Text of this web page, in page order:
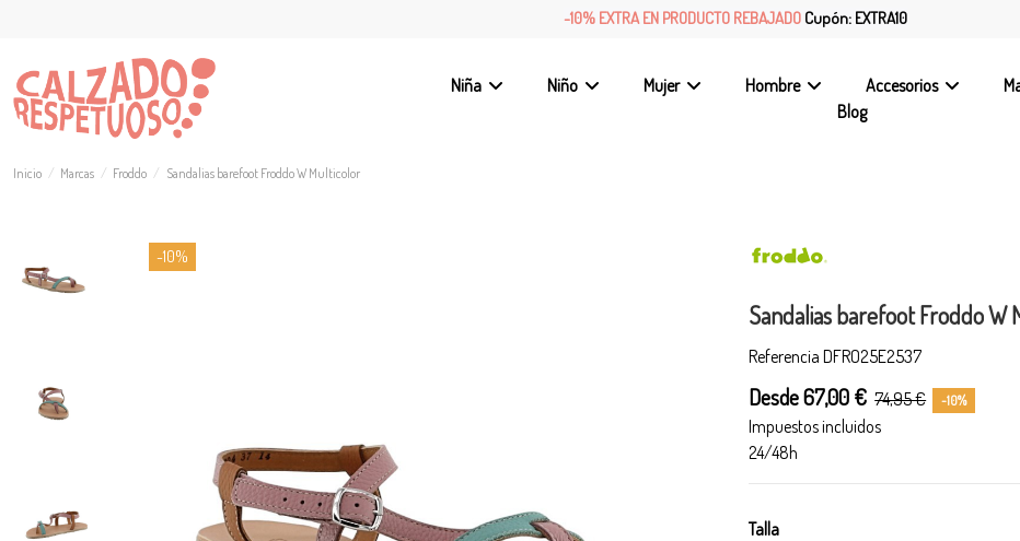
-10% EXTRA EN PRODUCTO REBAJADO Cupón: EXTRA10
Niña Niño Mujer Hombre Accesorios
Blog
Inicio Marcas Froddo Sandalias barefoot Froddo W Multicolor
-10%
Sandalias barefoot Froddo W
Referencia DFRO25E2537
Desde 67,00 € 74,95 € -10%
Impuestos incluidos
24/48h
Talla